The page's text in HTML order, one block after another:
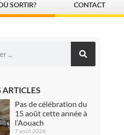
SORTIR? CONTACT
ARTICLES
Pas de célébration du
15 août cette année à
l’Aouach
7 août 2026